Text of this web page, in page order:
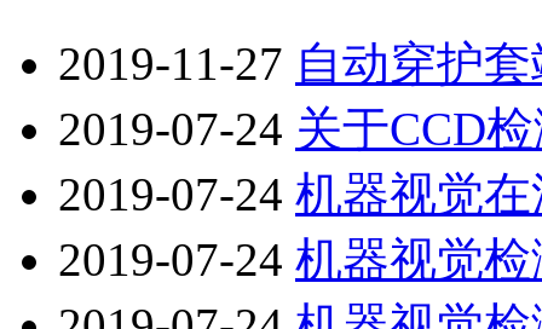
2019-11-27 自动穿护
2019-07-24 关于CCD
2019-07-24 机器视觉
2019-07-24 机器视觉